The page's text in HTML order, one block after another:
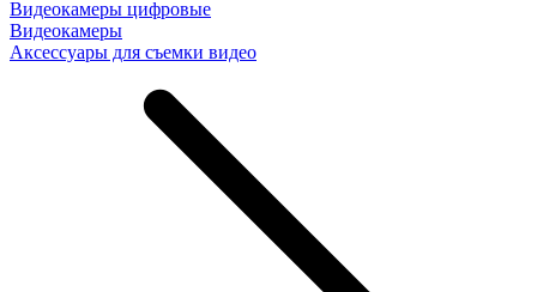
Видеокамеры цифровые
Видеокамеры
Аксессуары для съемки видео